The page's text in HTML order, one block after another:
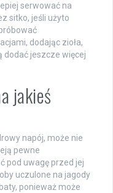
serwować na
sitko, jeśli użyto
dodając zioła,
dodać jeszcze więcej
jakieś
napój, może nie
pewne
pod uwagę przed jej
uczulone na jagody
ponieważ może